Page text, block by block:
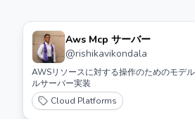
Aws Mcp サーバー
@rishikavikondala
AWSリソースに対する操作のためのモデ
ルサーバー実装
Cloud Platforms